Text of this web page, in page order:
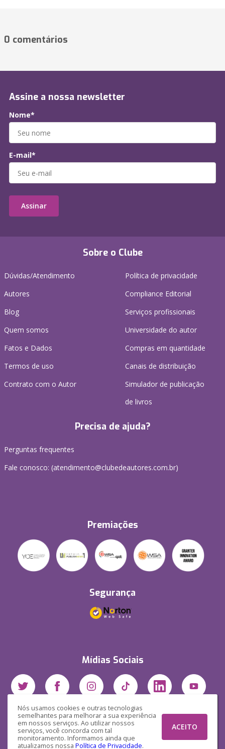
Nós usamos cookies e outras tecnologias
semelhantes para melhorar a sua experiência
em nossos serviços. Ao utilizar nossos
serviços, você concorda com tal
monitoramento. Informamos ainda que
atualizamos nossa Política de Privacidade.
ACEITO
0 comentários
Sobre o Clube
Dúvidas/Atendimento
Autores
Blog
Quem somos
Fatos e Dados
Termos de uso
Contrato com o Autor
Política de privacidade
Compliance Editorial
Serviços profissionais
Universidade do autor
Compras em quantidade
Canais de distribuição
Simulador de publicação
de livros
Precisa de ajuda?
Perguntas frequentes
Fale conosco: (atendimento@clubedeautores.com.br)
Premiações
Segurança
Mídias Sociais
Assine a nossa newsletter
Nome*
E-mail*
Assinar